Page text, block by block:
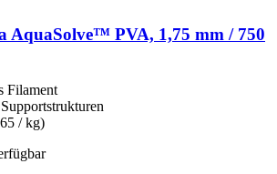
AquaSolve™ PVA, 1,75 mm / 750
Filament
/ kg)